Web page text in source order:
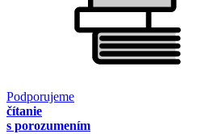
Podporujeme
čítanie
s porozumením